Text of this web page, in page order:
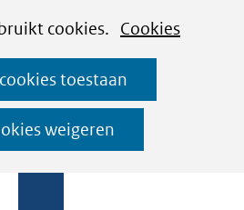
cookies. Cookies
toestaan
weigeren
Ga
naar
de
inhoud